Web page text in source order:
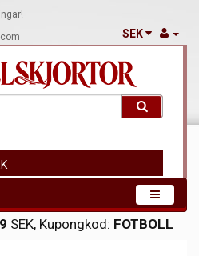
SEK
SEK, Kupongkod: FOTBOLL